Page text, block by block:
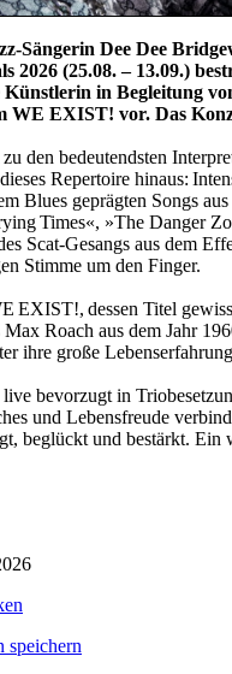
Sängerin Dee Dee
2026 (25.08. – 13.09.)
in Begleitung
WE EXIST! vor. Das
den bedeutendsten
Repertoire hinaus:
Blues geprägten Songs
Times«, »The Danger
Scat-Gesangs aus dem
Stimme um den Finger.
EXIST!, dessen Titel
Roach aus dem Jahr
ihre große
bevorzugt in
und Lebensfreude
beglückt und bestärkt. Ein
speichern